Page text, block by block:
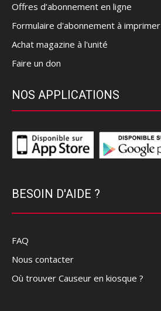
Offres d’abonnement en ligne
Formulaire d'abonnement à imprimer
Achat magazine à l'unité
Faire un don
NOS APPLICATIONS
BESOIN D'AIDE ?
FAQ
Nous contacter
Où trouver Causeur en kiosque ?